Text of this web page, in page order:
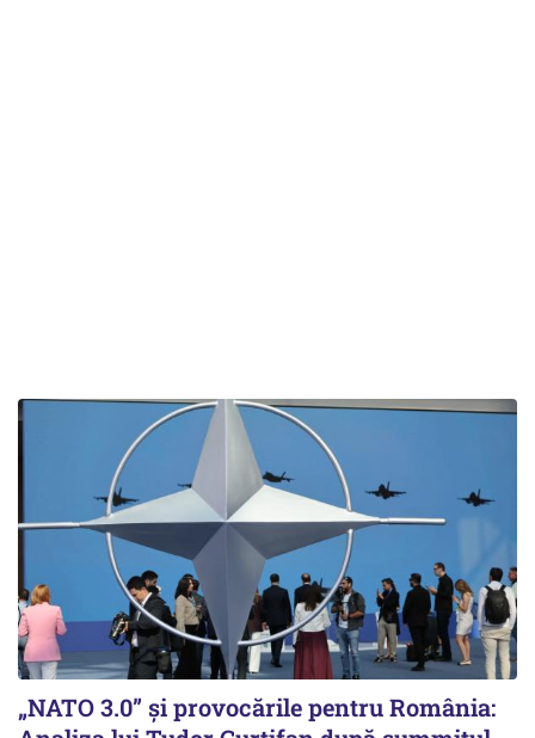
„NATO 3.0” și provocările pentru România: